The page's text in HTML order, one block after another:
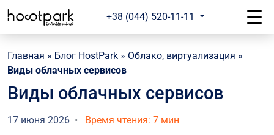
+38 (044) 520-11-11
Главная » Блог HostPark » Облако, виртуализация »
Виды облачных сервисов
Виды облачных сервисов
17 июня 2026 Время чтения: 7 мин